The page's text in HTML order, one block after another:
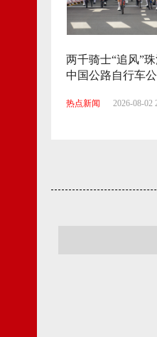
两千骑士“追风”
中国公路自行车
热点新闻 2026-08-02